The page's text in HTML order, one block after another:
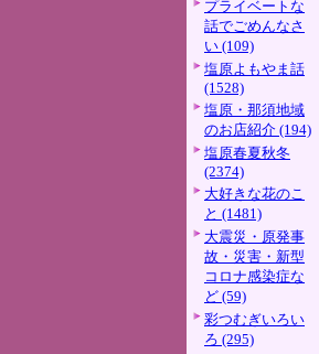
プライベートな
話でごめんなさ
い (109)
塩原よもやま話
(1528)
塩原・那須地域
のお店紹介 (194)
塩原春夏秋冬
(2374)
大好きな花のこ
と (1481)
大震災・原発事
故・災害・新型
コロナ感染症な
ど (59)
彩つむぎいろい
ろ (295)